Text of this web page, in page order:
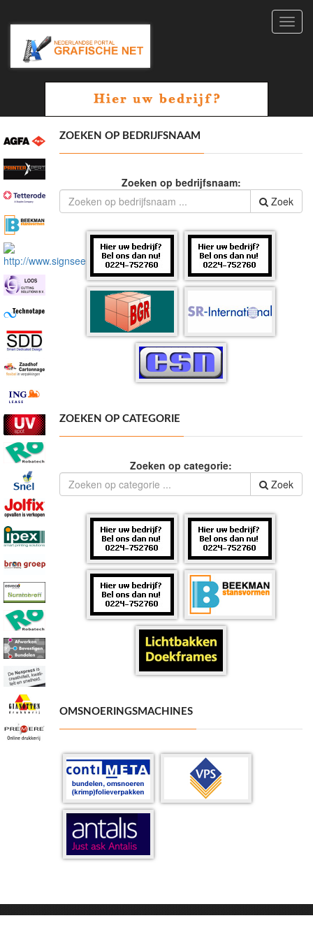
ZOEKEN OP BEDRIJFSNAAM
Zoeken op bedrijfsnaam:
Zoek
ZOEKEN OP CATEGORIE
Zoeken op categorie:
Zoek
OMSNOERINGSMACHINES